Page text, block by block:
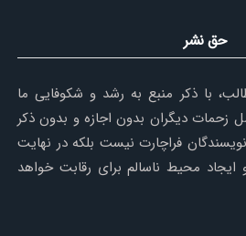
حق نشر
با ذکر منبع به رشد و شکوفایی ما
زحمات دیگران بدون اجازه و بدون ذکر
فراچارت نیست بلکه در نهایت
محیط ناسالم برای رقابت خواهد